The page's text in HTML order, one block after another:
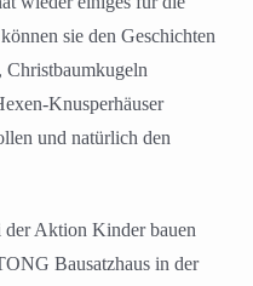
sie den Geschichten
Christbaumkugeln
Knusperhäuser
und natürlich den
Aktion Kinder bauen
Bausatzhaus in der